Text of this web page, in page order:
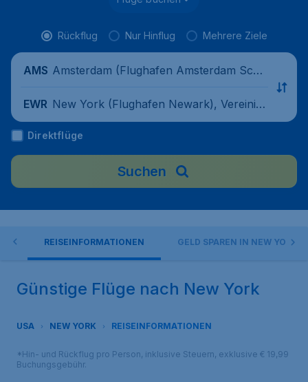
Rückflug Nur Hinflug Mehrere Ziele
AMS Amsterdam (Flughafen Amsterdam Schi
EWR New York (Flughafen Newark), Vereinigt
e Staaten
Direktflüge
Suchen
REISEINFORMATIONEN GELD SPAREN IN NEW YORK
Günstige Flüge nach New York
USA NEW YORK REISEINFORMATIONEN
*Hin- und Rückflug pro Person, inklusive Steuern, exklusive € 19,99
Buchungsgebühr.